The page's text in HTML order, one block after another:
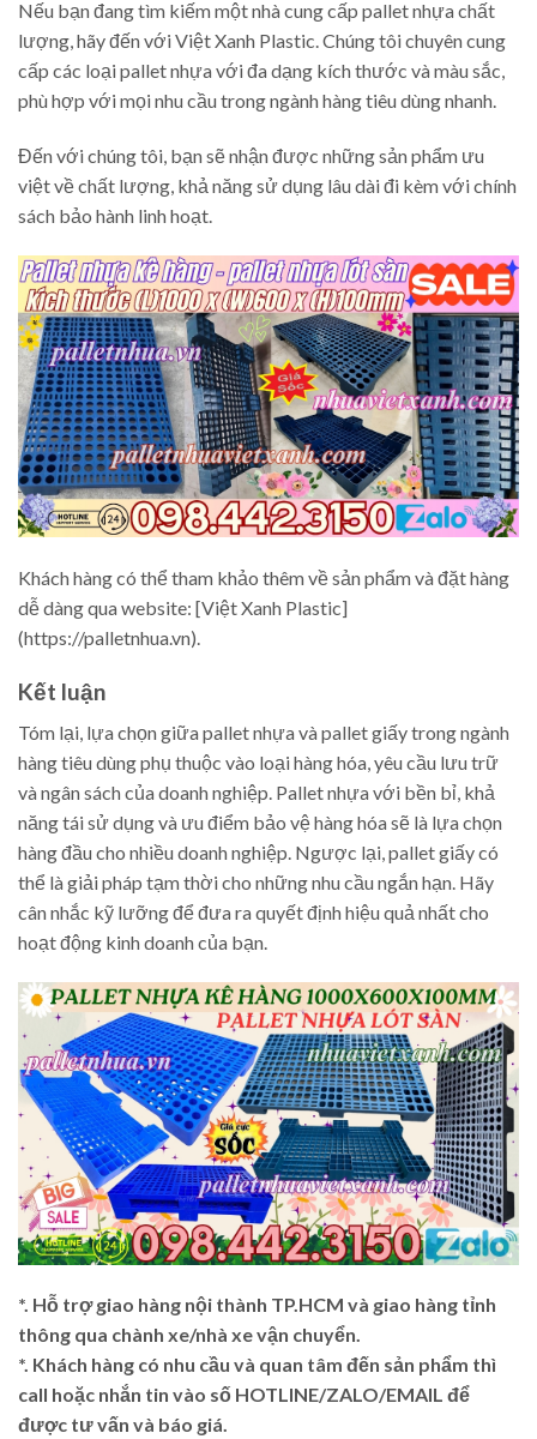
Nếu bạn đang tìm kiếm một nhà cung cấp pallet nhựa chất
lượng, hãy đến với Việt Xanh Plastic. Chúng tôi chuyên cung
cấp các loại pallet nhựa với đa dạng kích thước và màu sắc,
phù hợp với mọi nhu cầu trong ngành hàng tiêu dùng nhanh.
Đến với chúng tôi, bạn sẽ nhận được những sản phẩm ưu
việt về chất lượng, khả năng sử dụng lâu dài đi kèm với chính
sách bảo hành linh hoạt.
Khách hàng có thể tham khảo thêm về sản phẩm và đặt hàng
dễ dàng qua website: [Việt Xanh Plastic]
(https://palletnhua.vn).
Kết luận
Tóm lại, lựa chọn giữa pallet nhựa và pallet giấy trong ngành
hàng tiêu dùng phụ thuộc vào loại hàng hóa, yêu cầu lưu trữ
và ngân sách của doanh nghiệp. Pallet nhựa với bền bỉ, khả
năng tái sử dụng và ưu điểm bảo vệ hàng hóa sẽ là lựa chọn
hàng đầu cho nhiều doanh nghiệp. Ngược lại, pallet giấy có
thể là giải pháp tạm thời cho những nhu cầu ngắn hạn. Hãy
cân nhắc kỹ lưỡng để đưa ra quyết định hiệu quả nhất cho
hoạt động kinh doanh của bạn.
*. Hỗ trợ giao hàng nội thành TP.HCM và giao hàng tỉnh
thông qua chành xe/nhà xe vận chuyển.
*. Khách hàng có nhu cầu và quan tâm đến sản phẩm thì
call hoặc nhắn tin vào số HOTLINE/ZALO/EMAIL để
được tư vấn và báo giá.